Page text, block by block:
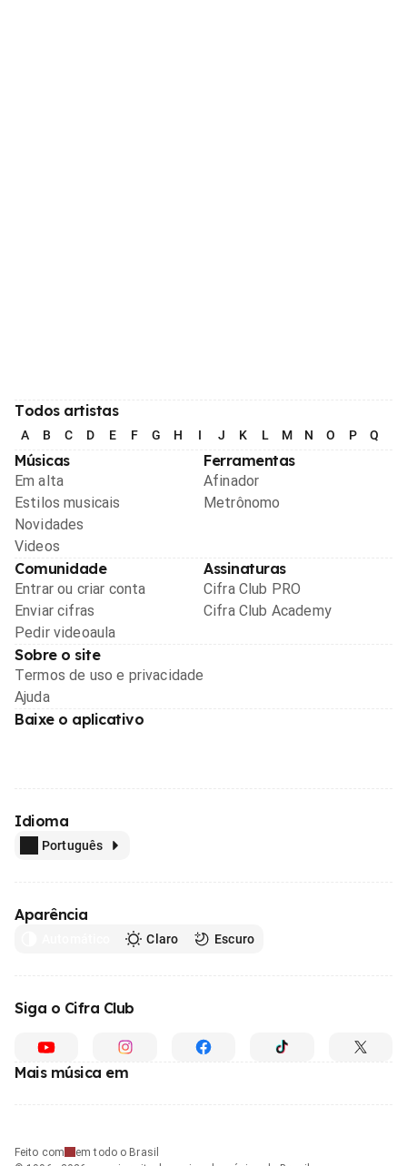
Todos artistas
A B C D E F G H I J K L M N O P Q
Músicas
Em alta
Estilos musicais
Novidades
Videos
Ferramentas
Afinador
Metrônomo
Comunidade
Entrar ou criar conta
Enviar cifras
Pedir videoaula
Assinaturas
Cifra Club PRO
Cifra Club Academy
Sobre o site
Termos de uso e privacidade
Ajuda
Baixe o aplicativo
Idioma
Português
Aparência
Claro Escuro
Siga o Cifra Club
Mais música em
Feito com
em todo o Brasil